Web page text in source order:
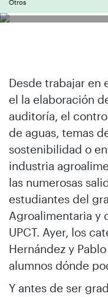
Otros
Desde trabajar en
el la elaboración
auditoría, el
de aguas, temas
sostenibilidad o
industria
las numerosas
estudiantes del
Agroalimentaria y
UPCT. Ayer, los
Hernández y
alumnos dónde
Y antes de ser